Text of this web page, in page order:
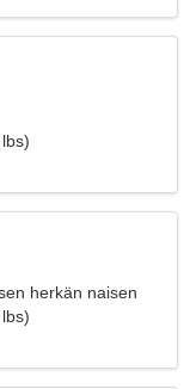
herkän naisen